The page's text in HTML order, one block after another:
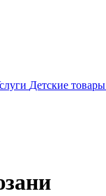
Детские товары